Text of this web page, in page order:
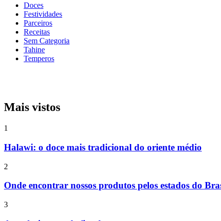
Doces
Festividades
Parceiros
Receitas
Sem Categoria
Tahine
Temperos
Mais vistos
1
Halawi: o doce mais tradicional do oriente médio
2
Onde encontrar nossos produtos pelos estados do
3